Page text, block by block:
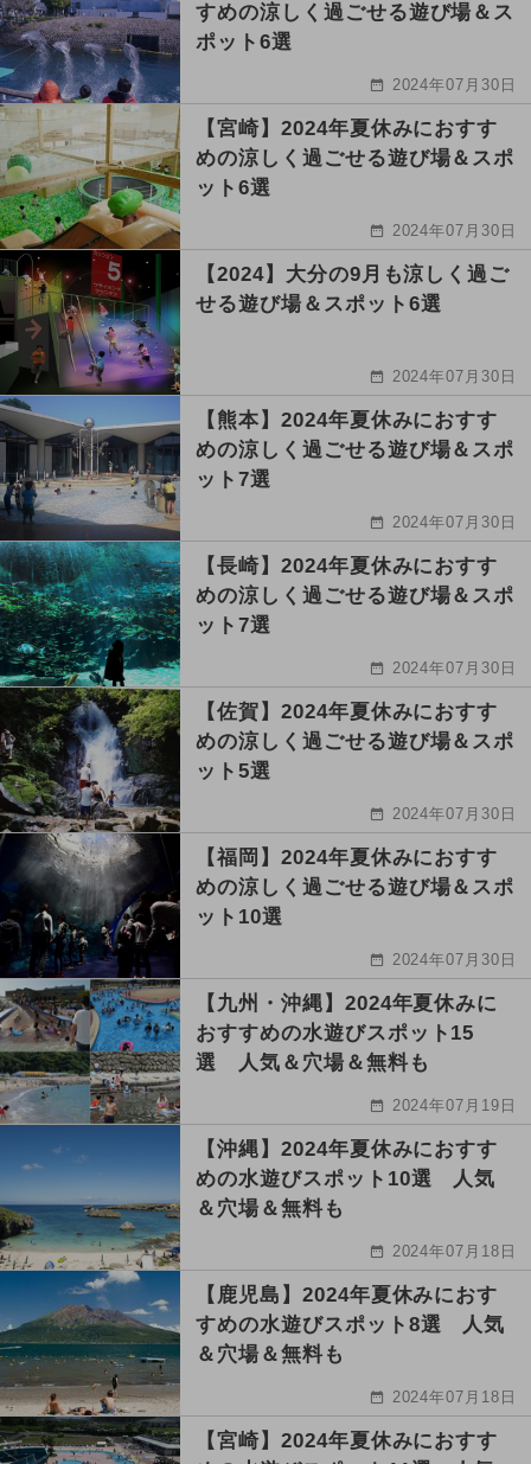
すめの涼しく過ごせる遊び場＆ス
ポット6選
2024年07月30日
【宮崎】2024年夏休みにおすす
めの涼しく過ごせる遊び場＆スポ
ット6選
2024年07月30日
【2024】大分の9月も涼しく過ご
せる遊び場＆スポット6選
2024年07月30日
【熊本】2024年夏休みにおすす
めの涼しく過ごせる遊び場＆スポ
ット7選
2024年07月30日
【長崎】2024年夏休みにおすす
めの涼しく過ごせる遊び場＆スポ
ット7選
2024年07月30日
【佐賀】2024年夏休みにおすす
めの涼しく過ごせる遊び場＆スポ
ット5選
2024年07月30日
【福岡】2024年夏休みにおすす
めの涼しく過ごせる遊び場＆スポ
ット10選
2024年07月30日
【九州・沖縄】2024年夏休みに
おすすめの水遊びスポット15
選 人気＆穴場＆無料も
2024年07月19日
【沖縄】2024年夏休みにおすす
めの水遊びスポット10選 人気
＆穴場＆無料も
2024年07月18日
【鹿児島】2024年夏休みにおす
すめの水遊びスポット8選 人気
＆穴場＆無料も
2024年07月18日
【宮崎】2024年夏休みにおすす